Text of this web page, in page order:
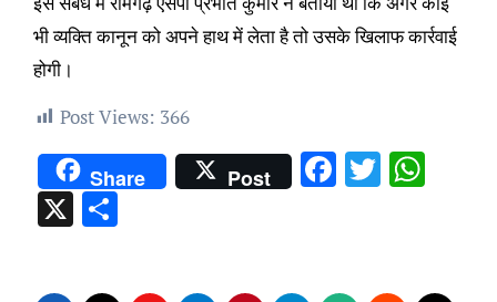
भी व्यक्ति कानून को अपने हाथ में लेता है तो उसके खिलाफ कार्रवाई
होगी।
Post Views: 366
Share Post Facebook
Twitter
X Share